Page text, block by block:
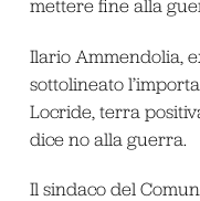
mettere fine alla
Ilario Ammendolia,
sottolineato
Locride, terra
dice no alla guerra.
Il sindaco del